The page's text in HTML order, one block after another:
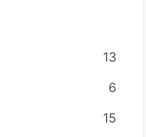
13
6
15